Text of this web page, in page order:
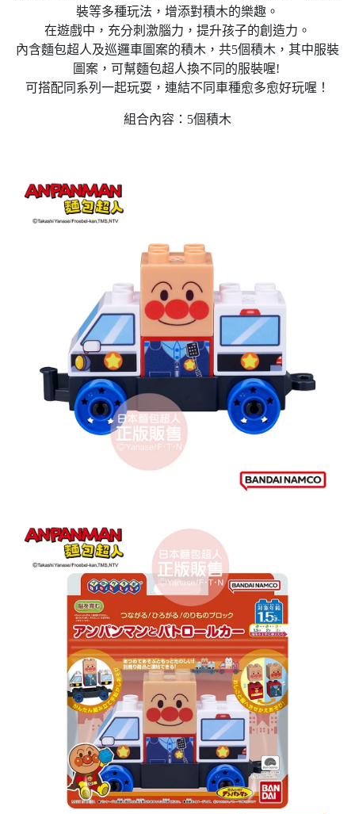
裝等多種玩法，增添對積木的樂趣。
在遊戲中，充分刺激腦力，提升孩子的創造力。
內含麵包超人及巡邏車圖案的積木，共5個積木，其中服裝
圖案，可幫麵包超人換不同的服裝喔!
可搭配同系列一起玩耍，連結不同車種愈多愈好玩喔！
組合內容：5個積木